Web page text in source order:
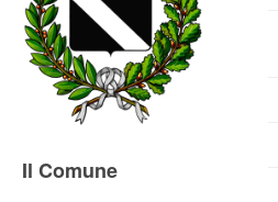
Il Comune